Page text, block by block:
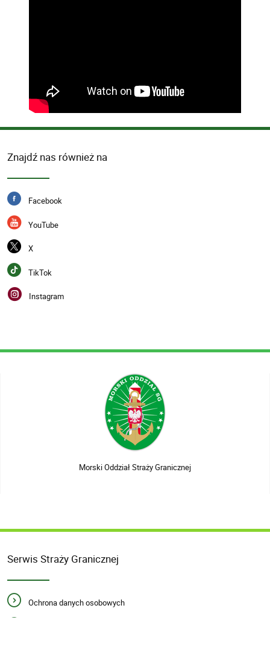
Znajdź nas również na
Facebook
YouTube
X
TikTok
Instagram
Morski Oddział Straży Granicznej
Serwis Straży Granicznej
Ochrona danych osobowych